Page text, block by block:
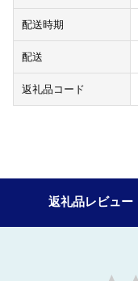
配送時期
配送
返礼品コード
返礼品レビュー